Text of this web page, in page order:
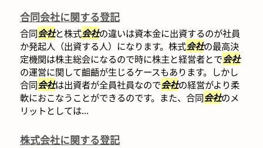
合同会社に関する登記
合同会社と株式会社の違いは資本金に出資するのが社員
か発起人（出資する人）になります。株式会社の最高決
定機関は株主総会になるので時に株主と経営者とで会社
の運営に関して齟齬が生じるケースもあります。しかし
合同会社は出資者が全員社員なので会社の経営がより柔
軟におこなうことができるのです。また、合同会社のメ
リットとしては...
株式会社に関する登記